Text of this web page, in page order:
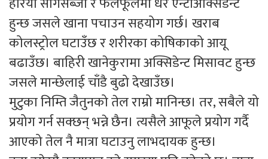
हुन्छ जसले खाना पचाउन सहयोग गर्छ। खराब
कोलस्ट्रोल घटाउँछ र शरीरका कोषिकाको आयू
बढाउँछ। बाहिरी खानेकुरामा अक्सिडेन्ट मिसावट हुन्छ
जसले मान्छेलाई चाँडै बुढो देखाउँछ।
मुटुका निम्ति जैतुनको तेल राम्रो मानिन्छ। तर, सबैले यो
प्रयोग गर्न सक्छन् भन्ने छैन। त्यसैले आफूले प्रयोग गर्दै
आएको तेल नै मात्रा घटाउनु लाभदायक हुन्छ।